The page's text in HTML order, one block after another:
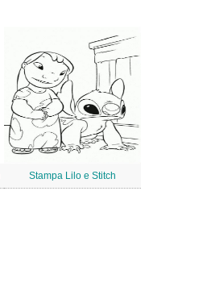
Stampa Lilo e Stitch